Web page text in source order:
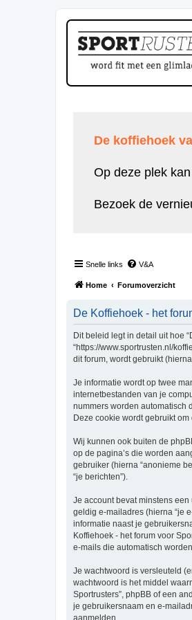
De koffiehoek
Op deze plek
Bezoek de
Snelle links V&A
Home Forumoverzicht
De Koffiehoek - het
Dit beleid legt in detail uit hoe
“https://www.sportrusten.nl/
dit forum, wordt gebruikt (hierna
Je informatie wordt op twee
internetbestanden van je
nummers worden automatisch
Deze cookie wordt gebruikt
Wij kunnen ook buiten de
op de pagina’s die worden
gebruiker (hierna “anonieme
“je berichten”).
Je account bevat minstens
geldig e-mailadres (hierna “je
informatie naast je
Koffiehoek - het forum voor
e-mails die automatisch
Je wachtwoord is versleuteld
wachtwoord is het middel
Sportrusters”, phpBB of een
je gebruikersnaam en e-
aanmelden.